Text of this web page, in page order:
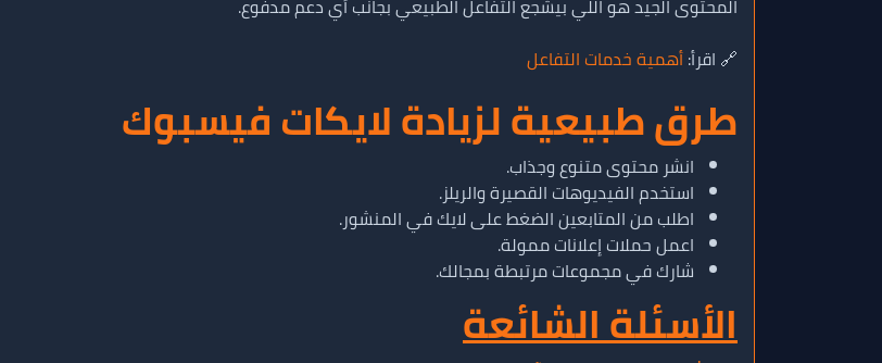
المحتوى الجيد هو اللي بيشجع التفاعل الطبيعي بجانب أي دعم مدفوع.
🔗 اقرأ:أهمية خدمات التفاعل
طرق طبيعية لزيادة لايكات فيسبوك
انشر محتوى متنوع وجذاب.
استخدم الفيديوهات القصيرة والريلز.
اطلب من المتابعين الضغط على لايك في المنشور.
اعمل حملات إعلانات ممولة.
شارك في مجموعات مرتبطة بمجالك.
الأسئلة الشائعة